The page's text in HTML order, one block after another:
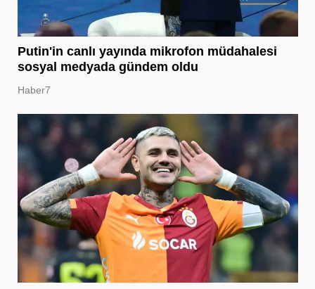
Putin'in canlı yayında mikrofon müdahalesi
sosyal medyada gündem oldu
Haber7